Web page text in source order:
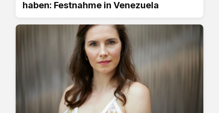
haben: Festnahme in Venezuela